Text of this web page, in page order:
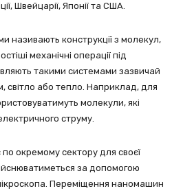
Швейцарії, Японії та США.
конструкції з молекул,
механічні операції під
такими системами зазвичай
світло або тепло. Наприклад, для
молекули, які
струму.
окремому сектору для своєї
за допомогою
Переміщення наномашин